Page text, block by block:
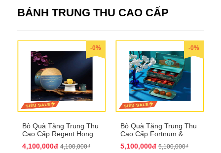
BÁNH TRUNG THU CAO CẤP
-0%
Bộ Quà Tặng Trung Thu
Cao Cấp Regent Hong
4,100,000đ 4,100,000₫
-0%
Bộ Quà Tặng Trung Thu
Cao Cấp Fortnum &
5,100,000đ 5,100,000₫